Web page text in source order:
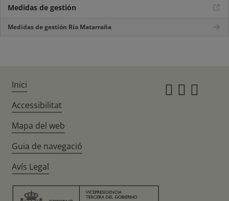
Medidas de gestión
Medidas de gestión Río Matarraña
Inici
Accessibilitat
Mapa del web
Guia de navegació
Avís Legal